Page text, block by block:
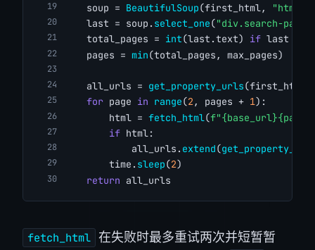
    soup =
BeautifulSoup(first_html,
    last = soup.
select_one("div.search-
    total_pages =
int(last.text) if last
    pages =
min(total_pages, max_pages)
    all_urls =
get_property_urls(first_html)
for page in range(2 , pages + 1):
        html =
fetch_html(
if html:
            all_urls.
extend(
        time.
sleep(2)
return all_urls
fetch_html 在失败时最多重试两次并短暂暂